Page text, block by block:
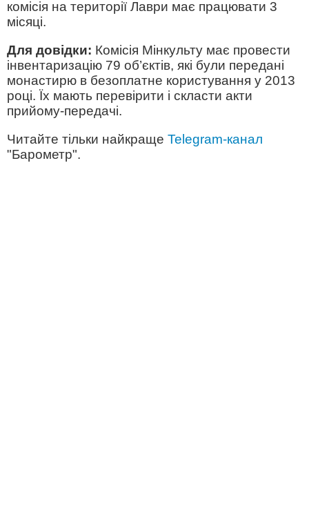
комісія на території Лаври має працювати 3
місяці.
Для довідки: Комісія Мінкульту має провести
інвентаризацію 79 об’єктів, які були передані
монастирю в безоплатне користування у 2013
році. Їх мають перевірити і скласти акти
прийому-передачі.
Читайте тільки найкраще Telegram-канал
"Барометр".